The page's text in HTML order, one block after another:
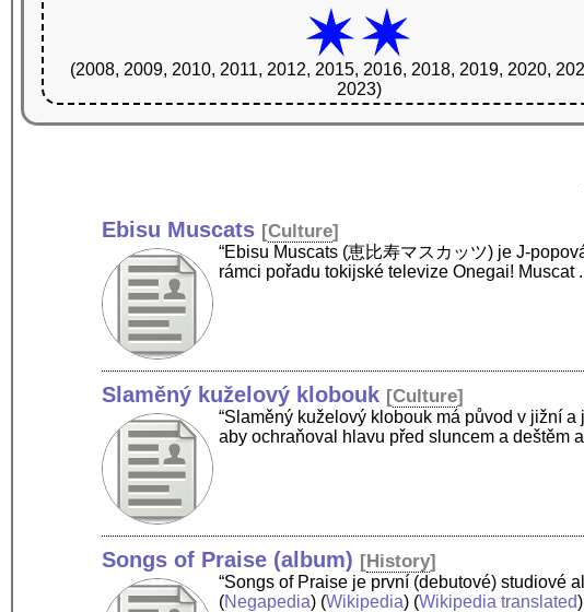
(2008, 2009, 2010, 2011, 2012, 2015, 2016, 2018, 2019, 2020,
2023)
Ebisu Muscats [Culture]
“Ebisu Muscats (恵比寿マスカッツ) je J-
rámci pořadu tokijské televize Onegai!
Slaměný kuželový klobouk [Culture]
“Slaměný kuželový klobouk má původ v jižní
aby ochraňoval hlavu před sluncem a deštěm
Songs of Praise (album) [History]
“Songs of Praise je první (debutové) studiové
(Negapedia) (Wikipedia) (Wikipedia translated)